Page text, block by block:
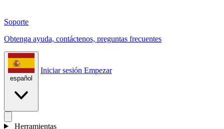
Soporte
Obtenga ayuda, contáctenos, preguntas frecuentes
español
Iniciar sesión Empezar
Herramientas